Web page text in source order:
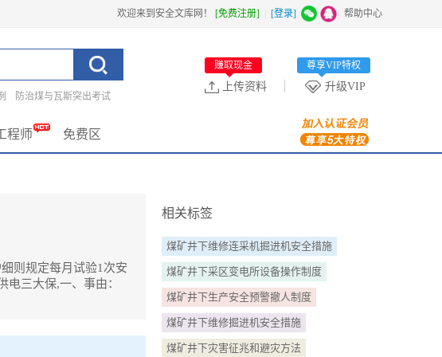
欢迎来到安全文库网！ [免费注册] [登录] 帮助中心
防治煤与瓦斯突出考试
升级VIP
尊享VIP特权
上传资料
赚取现金
程师 免费区
则规定每月试验1次安
三大保,一、事由：
相关标签
煤矿井下维修连采机掘进机安全措施
煤矿井下采区变电所设备操作制度
煤矿井下生产安全预警撤人制度
煤矿井下维修掘进机安全措施
煤矿井下灾害征兆和避灾方法